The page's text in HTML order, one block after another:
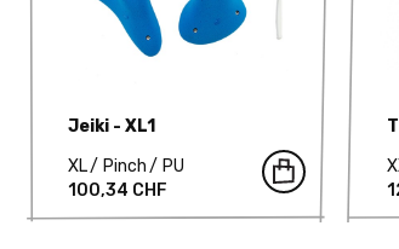
Jeiki - XL1
XL
Pinch
PU
100,34 CHF